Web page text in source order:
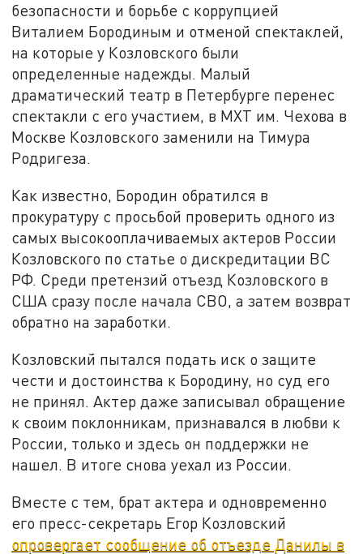
безопасности и борьбе с коррупцией
Виталием Бородиным и отменой спектаклей,
на которые у Козловского были
определенные надежды. Малый
драматический театр в Петербурге перенес
спектакли с его участием, в МХТ им. Чехова в
Москве Козловского заменили на Тимура
Родригеза.
Как известно, Бородин обратился в
прокуратуру с просьбой проверить одного из
самых высокооплачиваемых актеров России
Козловского по статье о дискредитации ВС
РФ. Среди претензий отъезд Козловского в
США сразу после начала СВО, а затем возврат
обратно на заработки.
Козловский пытался подать иск о защите
чести и достоинства к Бородину, но суд его
не принял. Актер даже записывал обращение
к своим поклонникам, признавался в любви к
России, только и здесь он поддержки не
нашел. В итоге снова уехал из России.
Вместе с тем, брат актера и одновременно
его пресс-секретарь Егор Козловский
опровергает сообщение об отъезде Данилы в